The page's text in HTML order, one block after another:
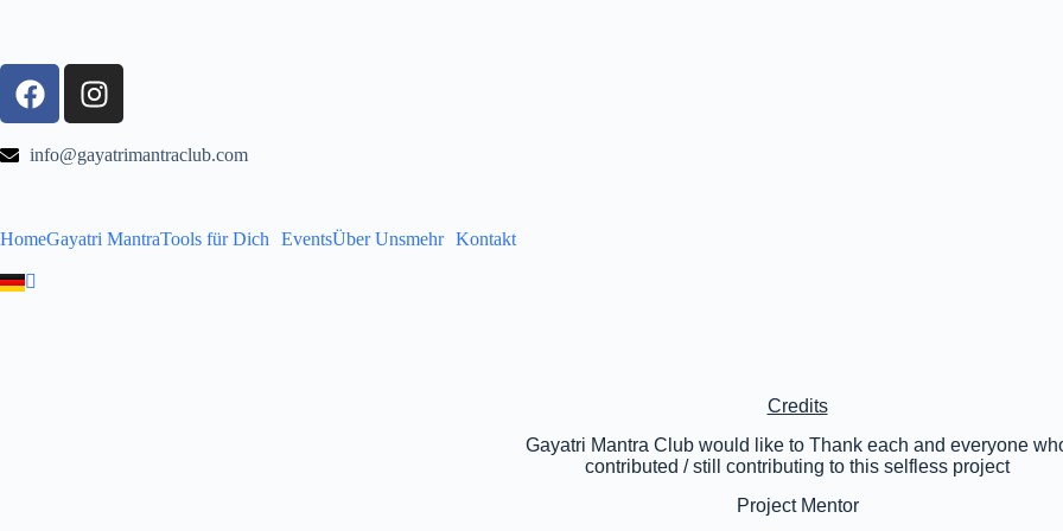
info@gayatrimantraclub.com
HomeGayatri MantraTools für Dich EventsÜber Unsmehr Kontakt
Credits
Gayatri Mantra Club would like to Thank each and everyone
contributed / still contributing to this selfless project
Project Mentor